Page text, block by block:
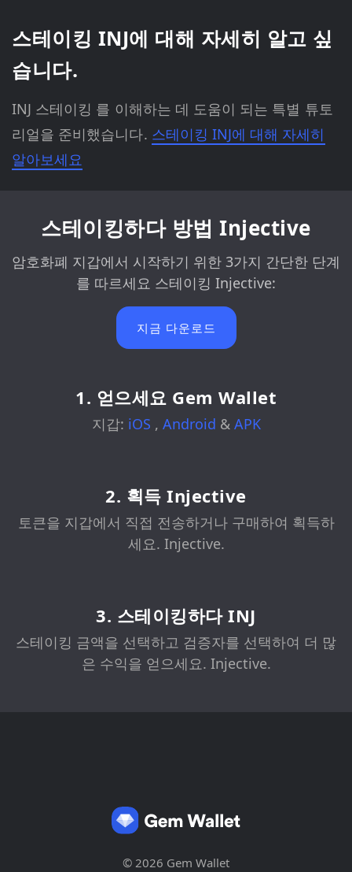
스테이킹 INJ에 대해 자세히 알고 싶
습니다.
INJ 스테이킹 를 이해하는 데 도움이 되는 특별 튜토
리얼을 준비했습니다. 스테이킹 INJ에 대해 자세히
알아보세요
스테이킹하다 방법 Injective
암호화폐 지갑에서 시작하기 위한 3가지 간단한 단계
를 따르세요 스테이킹 Injective:
지금 다운로드
1. 얻으세요 Gem Wallet
지갑: iOS , Android & APK
2. 획득 Injective
토큰을 지갑에서 직접 전송하거나 구매하여 획득하
세요. Injective.
3. 스테이킹하다 INJ
스테이킹 금액을 선택하고 검증자를 선택하여 더 많
은 수익을 얻으세요. Injective.
© 2026 Gem Wallet